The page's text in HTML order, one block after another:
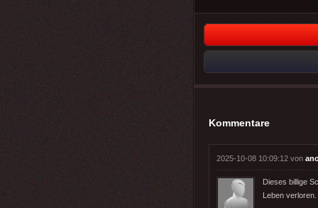
Kommentare
2025-10-08 10:09:12 von
Dieses billige
Leben verloren.